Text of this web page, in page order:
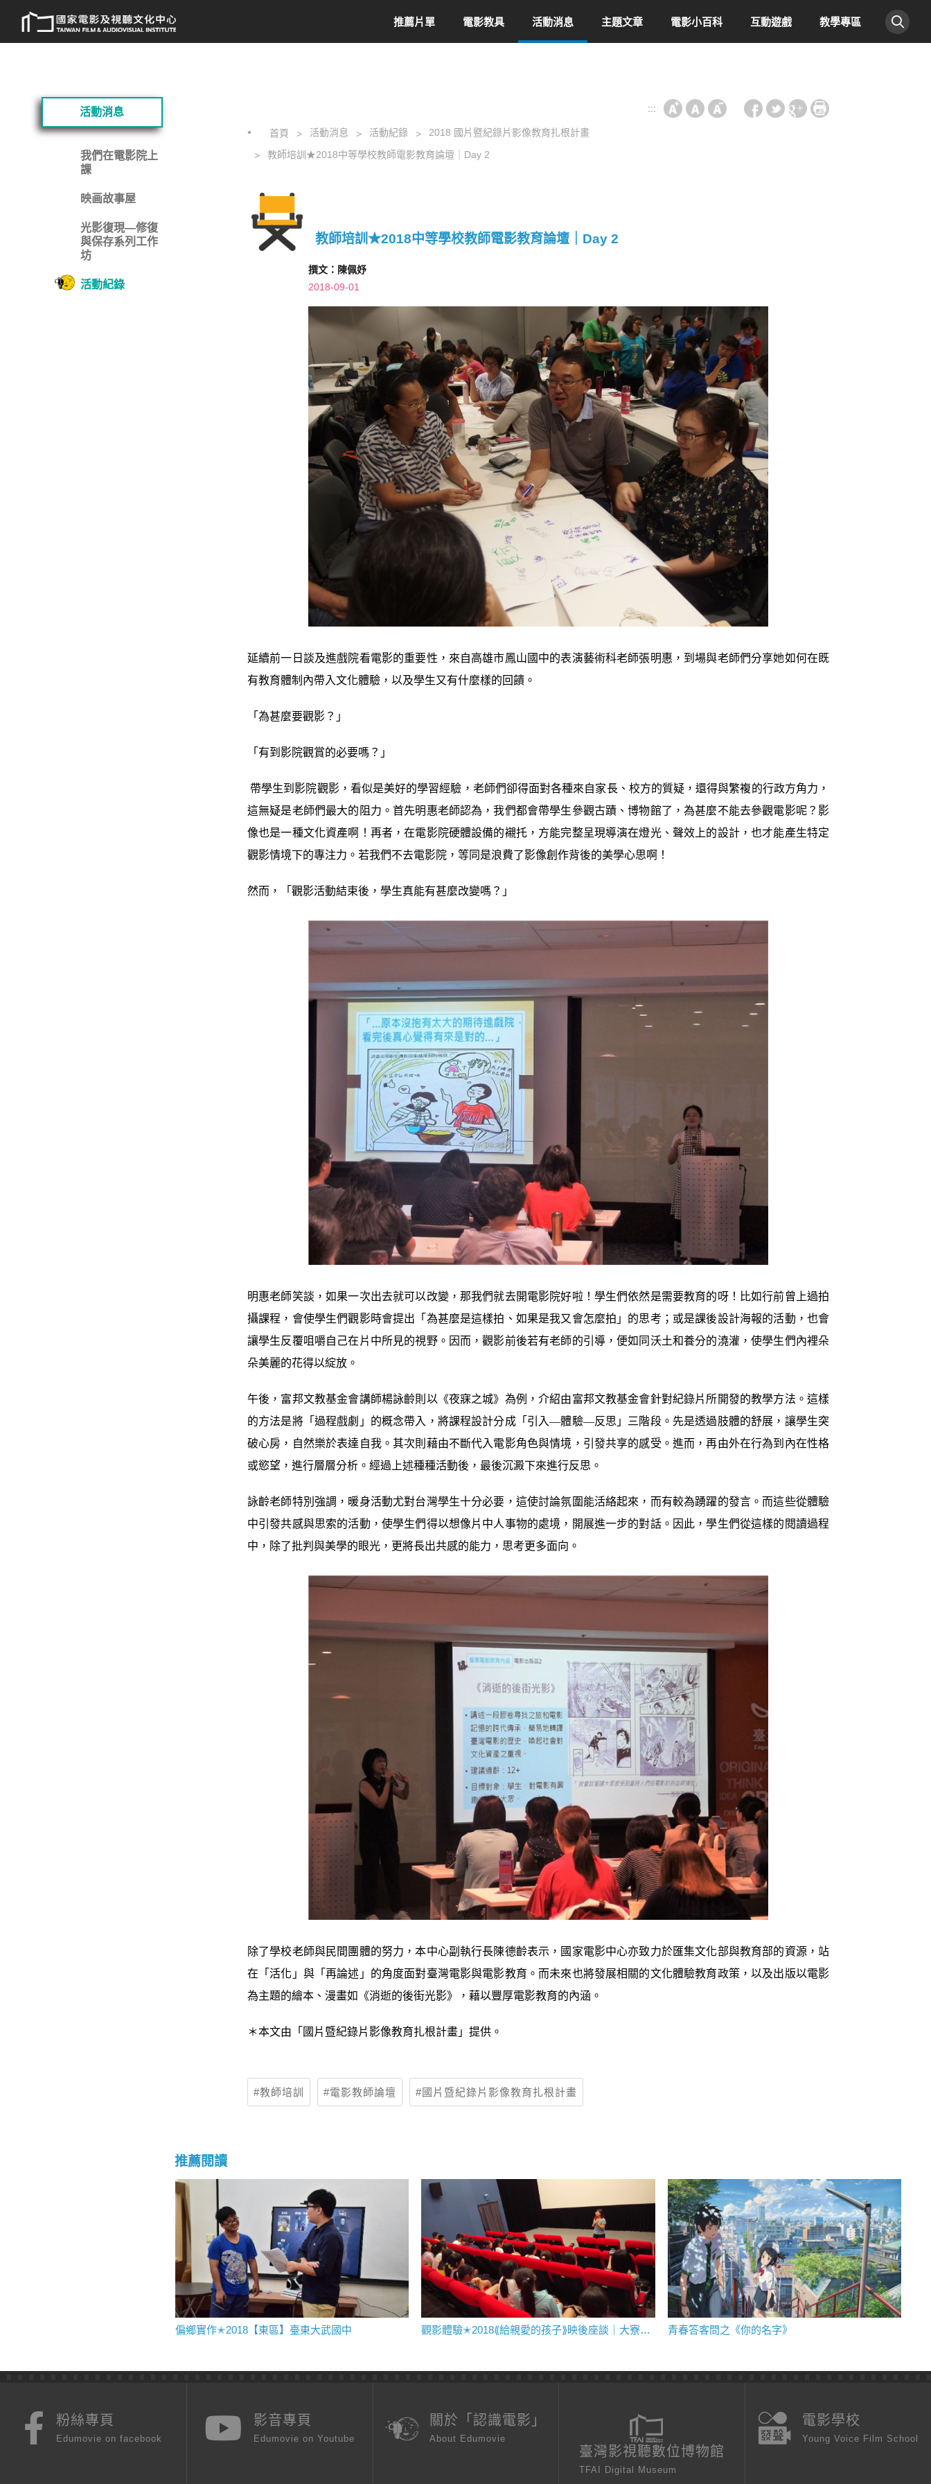
推薦片單 電影教具 活動消息 主題文章 電影小百科 互動遊戲 教學專區
活動消息
我們在電影院上
課
映画故事屋
光影復現—修復
與保存系列工作
坊
活動紀錄
:::
首頁 活動消息 活動紀錄
2018 國片暨紀錄片影像教育扎根計畫
教師培訓★2018中等學校教師電影教育論壇｜Day 2
教師培訓★2018中等學校教師電影教育論壇｜Day 2
撰文：陳佩妤
2018-09-01
延續前一日談及進戲院看電影的重要性，來自高雄市鳳山國中的表演藝術科老師張明惠，到場與老師們分享她如何在既
有教育體制內帶入文化體驗，以及學生又有什麼樣的回饋。
「為甚麼要觀影？」
「有到影院觀賞的必要嗎？」
帶學生到影院觀影，看似是美好的學習經驗，老師們卻得面對各種來自家長、校方的質疑，還得與繁複的行政方角力，
這無疑是老師們最大的阻力。首先明惠老師認為，我們都會帶學生參觀古蹟、博物館了，為甚麼不能去參觀電影呢？影
像也是一種文化資產啊！再者，在電影院硬體設備的襯托，方能完整呈現導演在燈光、聲效上的設計，也才能產生特定
觀影情境下的專注力。若我們不去電影院，等同是浪費了影像創作背後的美學心思啊！
然而，「觀影活動結束後，學生真能有甚麼改變嗎？」
明惠老師笑談，如果一次出去就可以改變，那我們就去開電影院好啦！學生們依然是需要教育的呀！比如行前曾上過拍
攝課程，會使學生們觀影時會提出「為甚麼是這樣拍、如果是我又會怎麼拍」的思考；或是課後設計海報的活動，也會
讓學生反覆咀嚼自己在片中所見的視野。因而，觀影前後若有老師的引導，便如同沃土和養分的澆灌，使學生們內裡朵
朵美麗的花得以綻放。
午後，富邦文教基金會講師楊詠齡則以《夜寐之城》為例，介紹由富邦文教基金會針對紀錄片所開發的教學方法。這樣
的方法是將「過程戲劇」的概念帶入，將課程設計分成「引入—體驗—反思」三階段。先是透過肢體的舒展，讓學生突
破心房，自然樂於表達自我。其次則藉由不斷代入電影角色與情境，引發共享的感受。進而，再由外在行為到內在性格
或慾望，進行層層分析。經過上述種種活動後，最後沉澱下來進行反思。
詠齡老師特別強調，暖身活動尤對台灣學生十分必要，這使討論氛圍能活絡起來，而有較為踴躍的發言。而這些從體驗
中引發共感與思索的活動，使學生們得以想像片中人事物的處境，開展進一步的對話。因此，學生們從這樣的閱讀過程
中，除了批判與美學的眼光，更將長出共感的能力，思考更多面向。
除了學校老師與民間團體的努力，本中心副執行長陳德齡表示，國家電影中心亦致力於匯集文化部與教育部的資源，站
在「活化」與「再論述」的角度面對臺灣電影與電影教育。而未來也將發展相關的文化體驗教育政策，以及出版以電影
為主題的繪本、漫畫如《消逝的後街光影》，藉以豐厚電影教育的內涵。
＊本文由「國片暨紀錄片影像教育扎根計畫」提供。
教師培訓 電影教師論壇 國片暨紀錄片影像教育扎根計畫
推薦閱讀
偏鄉實作✭2018【東區】臺東大武國中 觀影體驗✭2018⟪給親愛的孩子⟫映後座談｜大寮國小 青春答客問之《你的名字》
粉絲專頁
Edumovie on facebook
影音專頁
Edumovie on Youtube
關於「認識電影」
About Edumovie
臺灣影視聽數位博物館
TFAI Digital Museum
電影學校
Young Voice Film School